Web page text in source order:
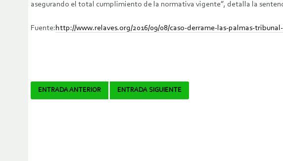
asegurando el total cumplimiento de la normativa vigente”, detalla la
Fuente:http://www.relaves.org/2016/09/08/caso-derrame-las-palmas-
Navegador
ENTRADA ANTERIOR ENTRADA SIGUIENTE